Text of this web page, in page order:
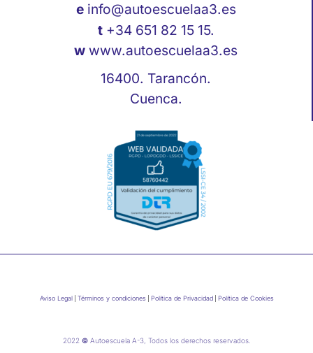
e info@autoescuelaa3.es
t +34 651 82 15 15.
w www.autoescuelaa3.es
16400. Tarancón.
Cuenca.
Aviso Legal Términos y condiciones Política de Privacidad Política de Cookies
2022 ©Autoescuela A-3, Todos los derechos reservados.